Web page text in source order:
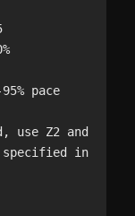
pace
Z2 and
specified in